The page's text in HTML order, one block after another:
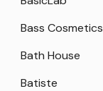
Bass Cosmetics
Bath House
Batiste